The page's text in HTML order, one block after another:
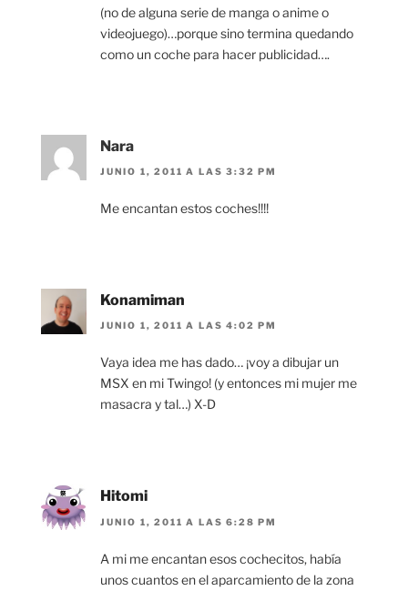
(no de alguna serie de manga o anime o
videojuego)…porque sino termina quedando
como un coche para hacer publicidad….
Nara
JUNIO 1, 2011 A LAS 3:32 PM
Me encantan estos coches!!!!
Konamiman
JUNIO 1, 2011 A LAS 4:02 PM
Vaya idea me has dado… ¡voy a dibujar un
MSX en mi Twingo! (y entonces mi mujer me
masacra y tal…) X-D
Hitomi
JUNIO 1, 2011 A LAS 6:28 PM
A mi me encantan esos cochecitos, había
unos cuantos en el aparcamiento de la zona